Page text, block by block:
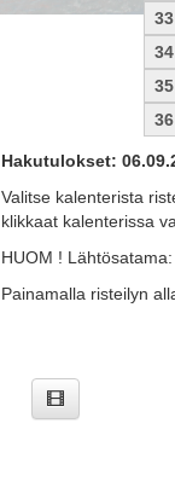
33
34
35
36
Hakutulokset:
Valitse kalenterista
klikkaat kalenterissa
HUOM !
Painamalla risteilyn